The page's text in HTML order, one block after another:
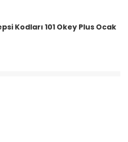
Kodları 101 Okey Plus Ocak